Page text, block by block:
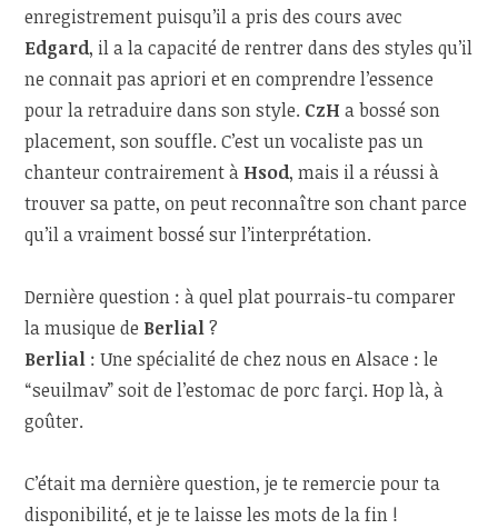
enregistrement puisqu’il a pris des cours avec
Edgard, il a la capacité de rentrer dans des styles qu’il
ne connait pas apriori et en comprendre l’essence
pour la retraduire dans son style. CzHa bossé son
placement, son souffle. C’est un vocaliste pas un
chanteur contrairement à Hsod, mais il a réussi à
trouver sa patte, on peut reconnaître son chant parce
qu’il a vraiment bossé sur l’interprétation.
Dernière question : à quel plat pourrais-tu comparer
la musique de Berlial?
Berlial : Une spécialité de chez nous en Alsace : le
“seuilmav” soit de l’estomac de porc farçi. Hop là, à
goûter.
C’était ma dernière question, je te remercie pour ta
disponibilité, et je te laisse les mots de la fin !